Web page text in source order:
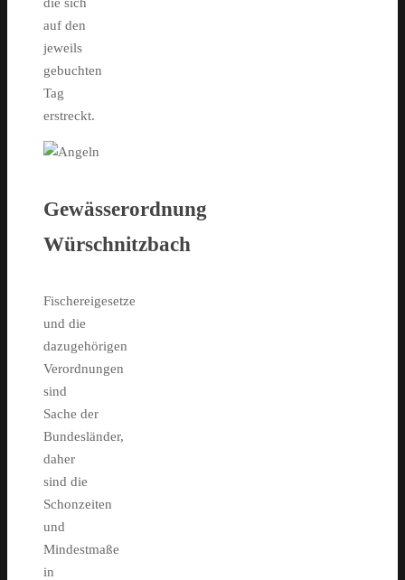
die sich
auf den
jeweils
gebuchten
Tag
erstreckt.
Gewässerordnung
Würschnitzbach
Fischereigesetze
und die
dazugehörigen
Verordnungen
sind
Sache der
Bundesländer,
daher
sind die
Schonzeiten
und
Mindestmaße
in